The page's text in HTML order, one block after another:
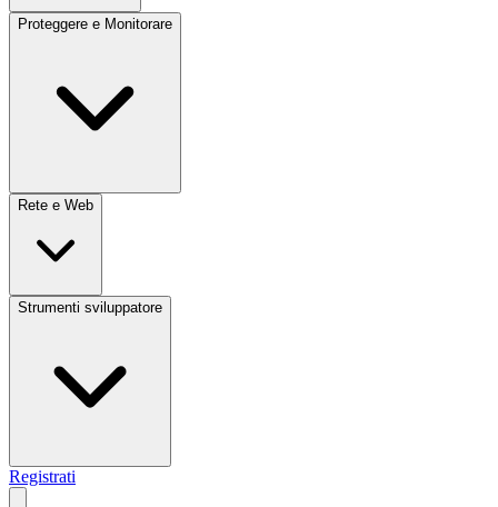
Proteggere e Monitorare
Rete e Web
Strumenti sviluppatore
Registrati